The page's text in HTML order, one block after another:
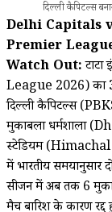
दिल्ली कैपिटल्स
Delhi Capitals
Premier
Watch Out:
League 2026) का
दिल्ली कैपिटल्स
मुकाबला धर्मशाला
स्टेडियम
में भारतीय समयानुसार
सीजन में अब तक 6